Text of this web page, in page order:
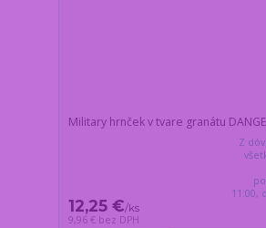
Military hrnček v tvare granátu
12,25 €/ks
9,96 € bez DPH
Z
11:00,